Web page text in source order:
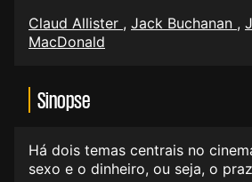
Claud Allister , Jack Buchanan ,
MacDonald
Sinopse
Há dois temas centrais no
sexo e o dinheiro, ou seja, o